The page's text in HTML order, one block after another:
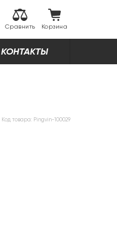
Сравнить Корзина
КОНТАКТЫ
Код товара: Pingvin-100029